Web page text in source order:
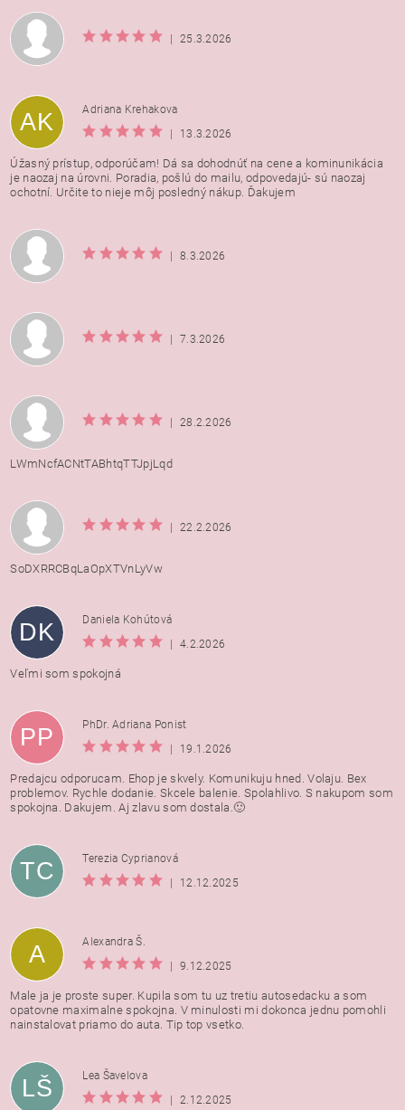
| 25.3.2026
AK
Adriana Krehakova
|
13.3.2026
Úžasný prístup, odporúčam! Dá sa dohodnúť na cene a kominunikácia
je naozaj na úrovni. Poradia, pošlú do mailu, odpovedajú- sú naozaj
ochotní. Určite to nieje môj posledný nákup. Ďakujem
| 8.3.2026
| 7.3.2026
| 28.2.2026
LWmNcfACNtTABhtqTTJpjLqd
| 22.2.2026
SoDXRRCBqLaOpXTVnLyVw
DK
Daniela Kohútová
|
4.2.2026
Veľmi som spokojná
PP
PhDr. Adriana Ponist
|
19.1.2026
Predajcu odporucam. Ehop je skvely. Komunikuju hned. Volaju. Bex
problemov. Rychle dodanie. Skcele balenie. Spolahlivo. S nakupom som
spokojna. Dakujem. Aj zlavu som dostala.🙂
TC
Terezia Cyprianová
|
12.12.2025
A
Alexandra Š.
|
9.12.2025
Male ja je proste super. Kupila som tu uz tretiu autosedacku a som
opatovne maximalne spokojna. V minulosti mi dokonca jednu pomohli
nainstalovat priamo do auta. Tip top vsetko.
LŠ
Lea Šavelova
|
2.12.2025